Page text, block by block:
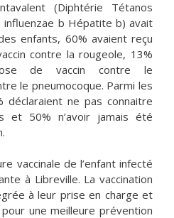
(Diphtérie Tétanos
influenzae b Hépatite b) avait
enfants, 60% avaient reçu
contre la rougeole, 13%
de vaccin contre le
le pneumocoque. Parmi les
ne pas connaitre
et 50% n’avoir jamais été
vaccinale de l’enfant infecté
à Libreville. La vaccination
à leur prise en charge et
une meilleure prévention